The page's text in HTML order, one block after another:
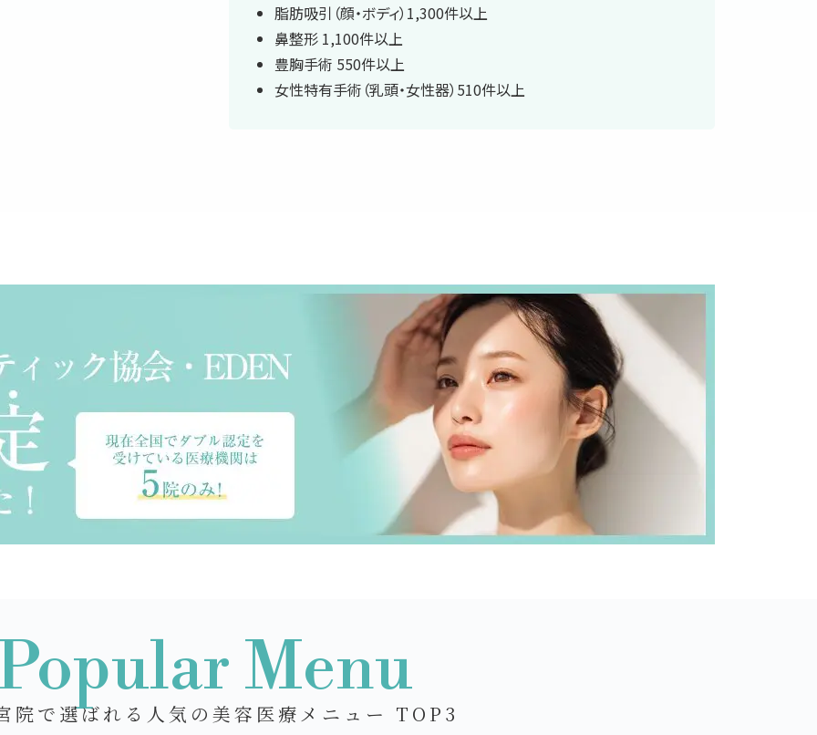
脂肪吸引（顔・ボディ）1,300件以上
鼻整形 1,100件以上
豊胸手術 550件以上
女性特有手術（乳頭・女性器）510件以上
Menu
院で選ばれる人気の美容医療メニュー TOP3